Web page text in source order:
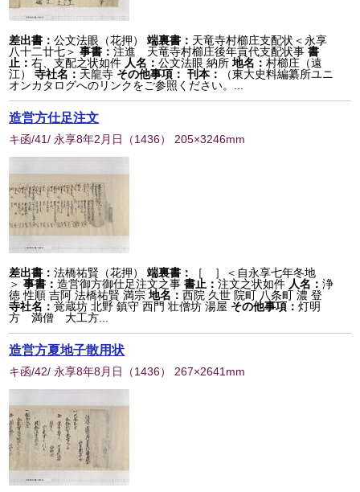
差出書：公文法眼（花押） 端裏書： 天竜寺村櫛庄支配状＜永享
八十二廿七＞ 事書：注進 天竜寺村櫛庄後年貢代支配状事書
止：右、支配之状如件 人名：公文法眼 納所 地名：村櫛庄（遠
江）
寺社名： 天龍寺 その他事項： 刊本：
（東大史料編纂所ユニ
オンカタログへのリンクをご参照ください。...
造営方仕足注文
キ函/41/ 永享8年2月日 （1436） 205×3246mm
差出書：法橋祐賢（花押） 端裏書：
［ ］＜自永享七年冬地
＞ 事書：造営御方御仕足注文之事書止：注文之状如件 人名：浄
徳 性順 吉阿 法橋祐賢 満宗 地名：西院 久世 院町 八条町 濃 登
寺社名：覚蔵坊 北野 鎮守 西門 壮僧坊 湯屋 その他事項：灯明
方 満僧 大工方...
造営方夏地子散用状
キ函/42/ 永享8年8月日 （1436） 267×2641mm